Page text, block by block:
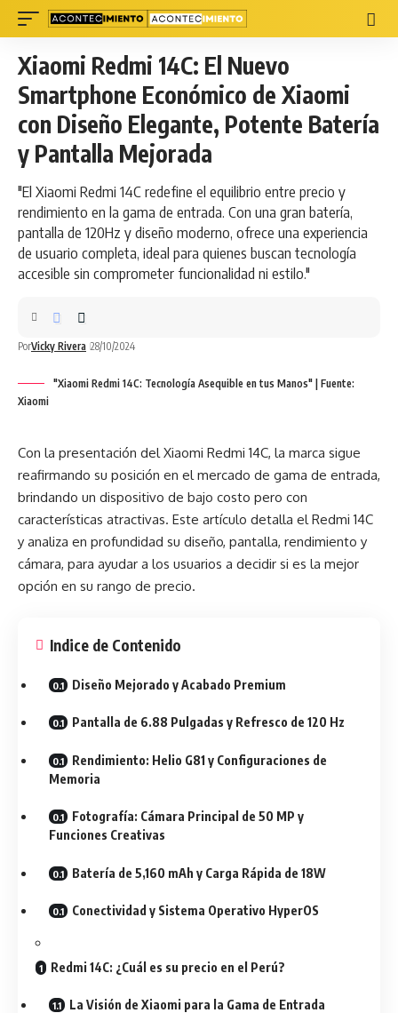
Xiaomi Redmi 14C: El Nuevo
Smartphone Económico de Xiaomi
con Diseño Elegante, Potente Batería
y Pantalla Mejorada
"El Xiaomi Redmi 14C redefine el equilibrio entre precio y
rendimiento en la gama de entrada. Con una gran batería,
pantalla de 120Hz y diseño moderno, ofrece una experiencia
de usuario completa, ideal para quienes buscan tecnología
accesible sin comprometer funcionalidad ni estilo."
PorVicky Rivera 28/10/2024
"Xiaomi Redmi 14C: Tecnología Asequible en tus Manos" | Fuente:
Xiaomi
Con la presentación del Xiaomi Redmi 14C, la marca sigue
reafirmando su posición en el mercado de gama de entrada,
brindando un dispositivo de bajo costo pero con
características atractivas. Este artículo detalla el Redmi 14C
y analiza en profundidad su diseño, pantalla, rendimiento y
cámara, para ayudar a los usuarios a decidir si es la mejor
opción en su rango de precio.
Indice de Contenido
Diseño Mejorado y Acabado Premium
Pantalla de 6.88 Pulgadas y Refresco de 120 Hz
Rendimiento: Helio G81 y Configuraciones de
Memoria
Fotografía: Cámara Principal de 50 MP y
Funciones Creativas
Batería de 5,160 mAh y Carga Rápida de 18W
Conectividad y Sistema Operativo HyperOS
Redmi 14C: ¿Cuál es su precio en el Perú?
La Visión de Xiaomi para la Gama de Entrada